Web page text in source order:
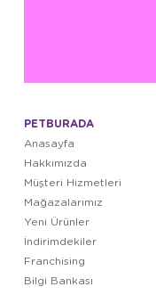
PETBURADA
Anasayfa
Hakkımızda
Müşteri Hizmetleri
Mağazalarımız
Yeni Ürünler
İndirimdekiler
Franchising
Bilgi Bankası